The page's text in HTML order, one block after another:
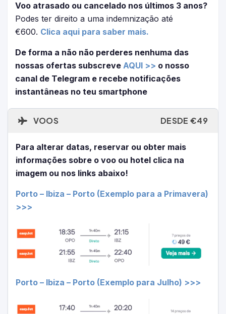
Voo atrasado ou cancelado nos últimos 3 anos?
Podes ter direito a uma indemnização até
€600. Clica aqui para saber mais.
De forma a não não perderes nenhuma das
nossas ofertas subscreve AQUI >> o nosso
canal de Telegram e recebe notificações
instantâneas no teu smartphone
VOOS DESDE €49
Para alterar datas, reservar ou obter mais
informações sobre o voo ou hotel clica na
imagem ou nos links abaixo!
Porto – Ibiza – Porto (Exemplo para a Primavera)
>>>
Porto – Ibiza – Porto (Exemplo para Julho) >>>